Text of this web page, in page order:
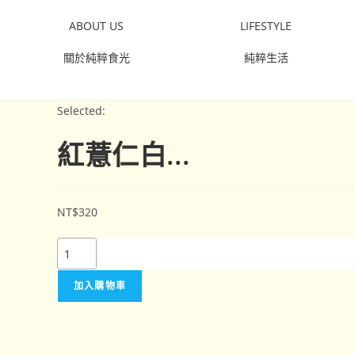
ABOUT US
關於純粹食光
LIFESTYLE
純粹生活
Selected:
紅薏仁白...
NT$320
加入購物車